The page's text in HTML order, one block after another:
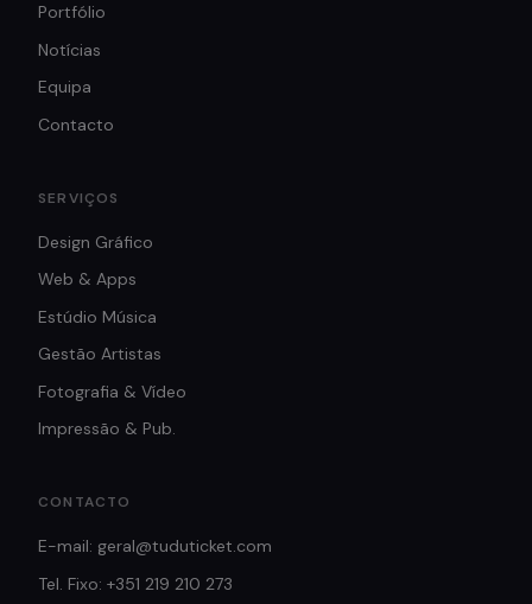
Portfólio
Notícias
Equipa
Contacto
SERVIÇOS
Design Gráfico
Web & Apps
Estúdio Música
Gestão Artistas
Fotografia & Vídeo
Impressão & Pub.
CONTACTO
E-mail: geral@tuduticket.com
Tel. Fixo: +351 219 210 273